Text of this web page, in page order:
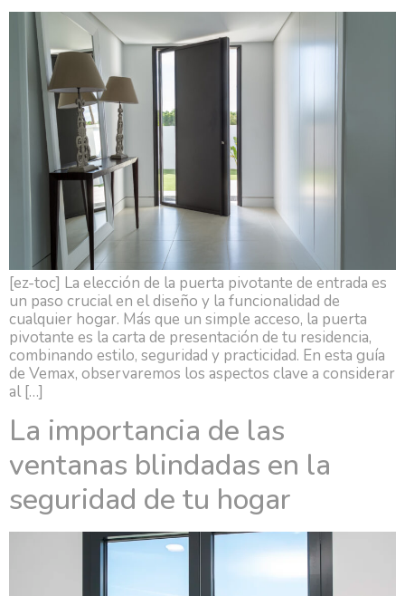
[ez-toc] La elección de la puerta pivotante de entrada es
un paso crucial en el diseño y la funcionalidad de
cualquier hogar. Más que un simple acceso, la puerta
pivotante es la carta de presentación de tu residencia,
combinando estilo, seguridad y practicidad. En esta guía
de Vemax, observaremos los aspectos clave a considerar
al […]
La importancia de las
ventanas blindadas en la
seguridad de tu hogar